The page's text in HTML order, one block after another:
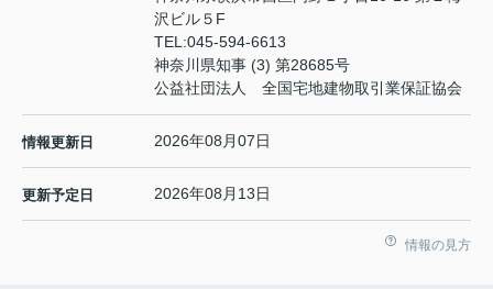
沢ビル５F
TEL:045-594-6613
神奈川県知事 (3) 第28685号
公益社団法人 全国宅地建物取引業保証協会
情報更新日 2026年08月07日
更新予定日 2026年08月13日
情報の見方